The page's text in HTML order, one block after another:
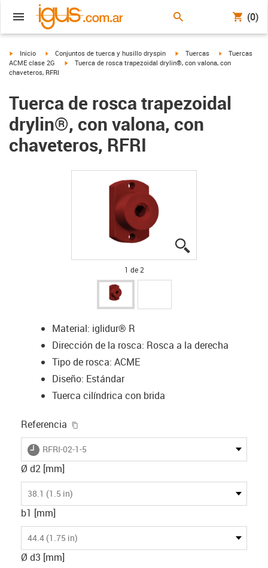
(0)
igus-icon-arrow-right
Inicio igus-icon-arrow-right
Conjuntos de tuerca y husillo dryspin igus-icon-arrow-right
Tuercas igus-icon-
Tuercas
ACME clase 2G
igus-icon-arrow-right
Tuerca de rosca trapezoidal drylin®, con valona, con
chaveteros, RFRI
Tuerca de rosca trapezoidal
drylin®, con valona, con
chaveteros, RFRI
1 de 2
Material: iglidur® R
Dirección de la rosca: Rosca a la derecha
Tipo de rosca: ACME
Diseño: Estándar
Tuerca cilíndrica con brida
Referencia
igus-icon-lieferzeit
RFRI-02-1-5
Ø d2 [mm]
38.1 (1.5 in)
b1 [mm]
44.4 (1.75 in)
Ø d3 [mm]